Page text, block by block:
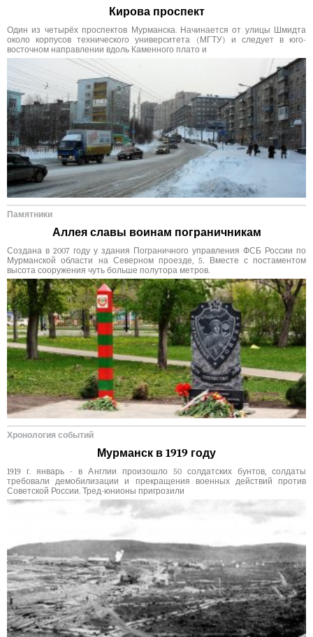
Кирова проспект
Один из четырёх проспектов Мурманска. Начинается от улицы Шмидта
около корпусов технического университета (МГТУ) и следует в юго-
восточном направлении вдоль Каменного плато и
Памятники
Аллея славы воинам пограничникам
Создана в 2007 году у здания Пограничного управления ФСБ России по
Мурманской области на Северном проезде, 5. Вместе с постаментом
высота сооружения чуть больше полутора метров.
Хронология событий
Мурманск в 1919 году
1919 г. январь - в Англии произошло 50 солдатских бунтов, солдаты
требовали демобилизации и прекращения военных действий против
Советской России. Тред-юнионы пригрозили